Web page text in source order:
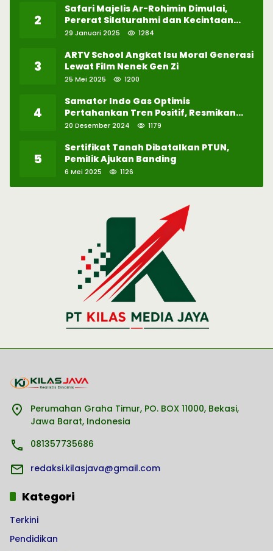
2
Safari Majelis Ar-Rohimin Dimulai,
Pererat Silaturahmi dan Kecintaan
pada Selawat
29 Januari 2025 1284
3
ARTV School Angkat Isu Moral Generasi
Lewat Film Nenek Gen Zi
25 Mei 2025 1200
4
Samator Indo Gas Optimis
Pertahankan Tren Positif, Resmikan
Pabrik Hidrogen ke-57 di Batam
20 Desember 2024 1179
5
Sertifikat Tanah Dibatalkan PTUN,
Pemilik Ajukan Banding
6 Mei 2025 1126
Perumahan Graha Timur, PO. BOX 11000, Bekasi,
Jawa Barat, Indonesia
081357735686
redaksi.kilasjava@gmail.com
Kategori
Terkini
Pendidikan